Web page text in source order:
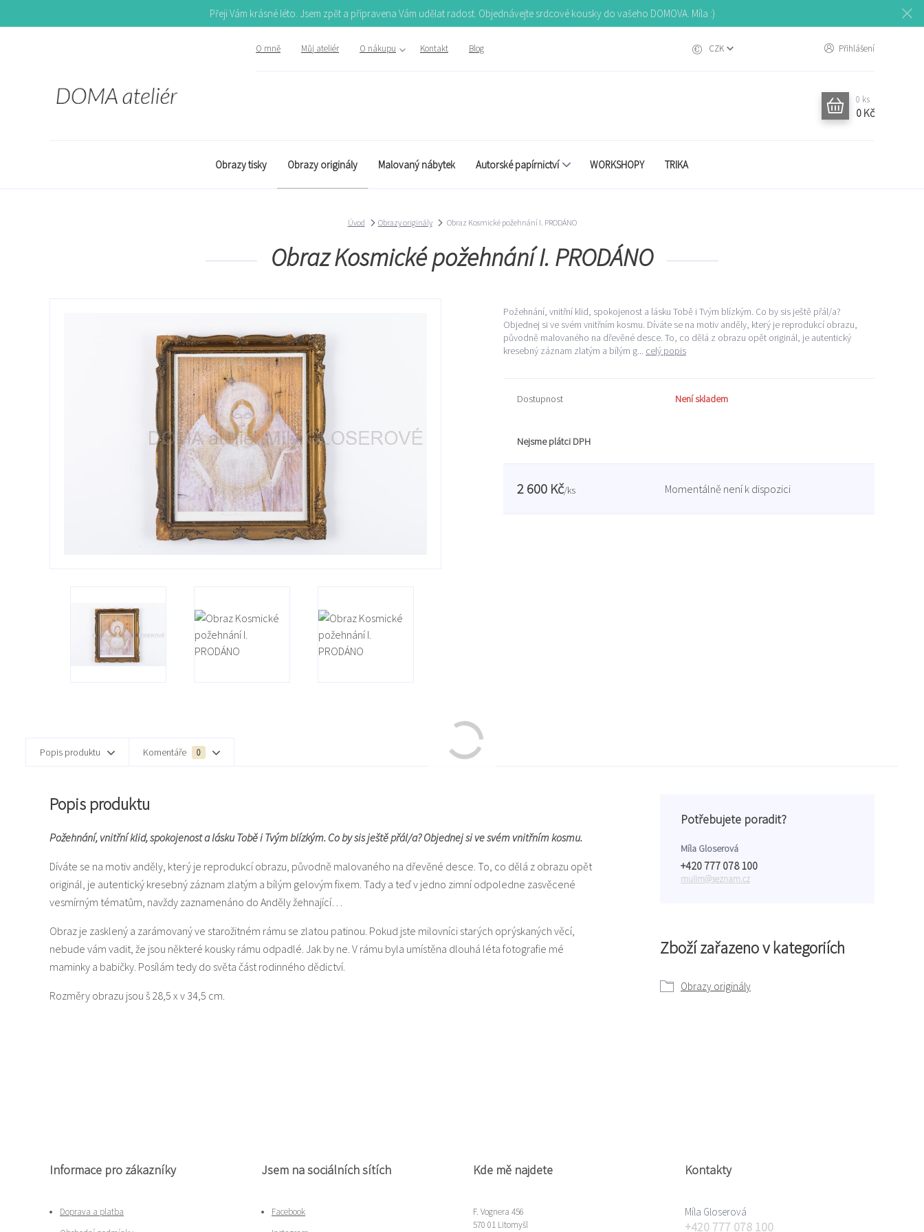
Přeji Vám krásné léto. Jsem zpět a připravena Vám udělat radost. Objednávejte srdcové kousky do vašeho DOMOVA. Míla :)
O mně Můj ateliér O nákupu Kontakt Blog CZK Přihlášení
0 ks
0 Kč
Obrazy tisky Obrazy originály Malovaný nábytek Autorské papírnictví WORKSHOPY TRIKA
Úvod Obrazy originály Obraz Kosmické požehnání I. PRODÁNO
Obraz Kosmické požehnání I. PRODÁNO
Požehnání, vnitřní klid, spokojenost a lásku Tobě i Tvým blízkým. Co by sis ještě přál/a?
Objednej si ve svém vnitřním kosmu. Díváte se na motiv anděly, který je reprodukcí obrazu,
původně malovaného na dřevěné desce. To, co dělá z obrazu opět originál, je autentický
kresebný záznam zlatým a bílým g... celý popis
Dostupnost Není skladem
Nejsme plátci DPH
2 600 Kč/ks Momentálně není k dispozici
Popis produktu Komentáře 0
Popis produktu
Požehnání, vnitřní klid, spokojenost a lásku Tobě i Tvým blízkým. Co by sis ještě přál/a? Objednej si ve svém vnitřním kosmu.
Díváte se na motiv anděly, který je reprodukcí obrazu, původně malovaného na dřevěné desce. To, co dělá z obrazu opět
originál, je autentický kresebný záznam zlatým a bílým gelovým fixem. Tady a teď v jedno zimní odpoledne zasvěcené
vesmírným tématům, navždy zaznamenáno do Anděly žehnající…
Obraz je zasklený a zarámovaný ve starožitném rámu se zlatou patinou. Pokud jste milovníci starých oprýskaných věcí,
nebude vám vadit, že jsou některé kousky rámu odpadlé. Jak by ne. V rámu byla umístěna dlouhá léta fotografie mé
maminky a babičky. Posílám tedy do světa část rodinného dědictví.
Rozměry obrazu jsou š 28,5 x v 34,5 cm.
Zboží zařazeno v kategoriích
Obrazy originály
Potřebujete poradit?
Míla Gloserová
+420 777 078 100
mulim@seznam.cz
Informace pro zákazníky
Doprava a platba
Jsem na sociálních sítích
Facebook
Kde mě najdete
F. Vognera 456
570 01 Litomyšl
Kontakty
Míla Gloserová
+420 777 078 100